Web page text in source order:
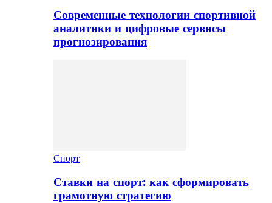
Современные технологии спортивной
аналитики и цифровые сервисы
прогнозирования
Спорт
Ставки на спорт: как сформировать
грамотную стратегию